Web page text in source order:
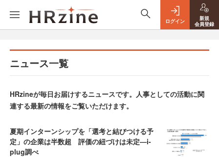
ログイン
新規
会員登録
ニュース一覧
HRzineが毎日お届けするニュースです。人事としての活動に関
連する最新の情報をご覧いただけます。
夏期インターンシップを「選考と結びつける予
定」の企業は半数超 評価の紐づけは未定—i-
plug調べ